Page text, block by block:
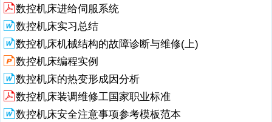
制的一种方法”。现代数控机床是集高新技术于一体的典型机电一体化
加工设备。数控加工设备主要分切削加工、压力加工和特种加工(如数
控电火花加工机床等)3类。切削加工类数控机床的加工过程能按预定的
程序自动进行，消除了人为的操作误差和实现了手工操作难以达到的控
制精度，加工精度还可以用软件来校正和补偿。因此，可以获得比机床
精度还要高的加工精度及重复定位精度；工件在一次装夹后，能先后进
行粗、精加工，配置自动换刀装置后，还能缩短辅助加工时间、提高生
产率；由于机床的运动轨迹受可编程的
2、数字信号控制，因而可以加工单件和小批量且形式复杂的零件，生
数控机床进给伺服系统
数控机床实习总结
数控机床机械结构的故障诊断与维修(上)
数控机床编程实例
数控机床的热变形成因分析
数控机床装调维修工国家职业标准
数控机床安全注意事项参考模板范本